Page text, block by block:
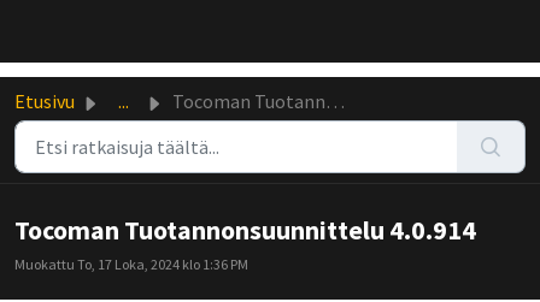
Etusivu ... Tocoman Tuotannonsuunnittelu 4.0.914
Tocoman Tuotannonsuunnittelu 4.0.914
Muokattu To, 17 Loka, 2024 klo 1:36 PM